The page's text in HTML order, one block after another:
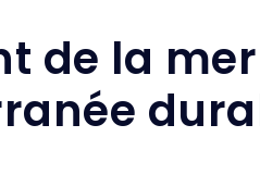
de la